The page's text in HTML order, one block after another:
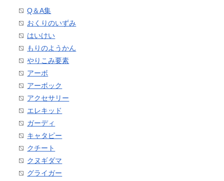
Q＆A集
おくりのいずみ
はいけい
もりのようかん
やりこみ要素
アーボ
アーボック
アクセサリー
エレキッド
ガーディ
キャタピー
クチート
クヌギダマ
グライガー